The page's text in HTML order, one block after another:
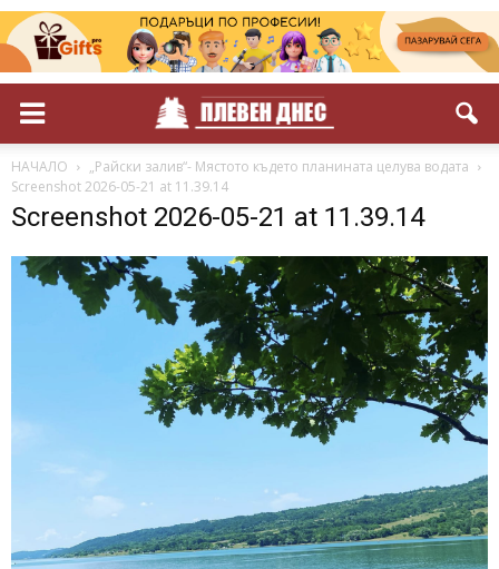
НАЧАЛО
„Райски залив“- Мястото където планината целува водата
Screenshot 2026-05-21 at 11.39.14
Screenshot 2026-05-21 at 11.39.14